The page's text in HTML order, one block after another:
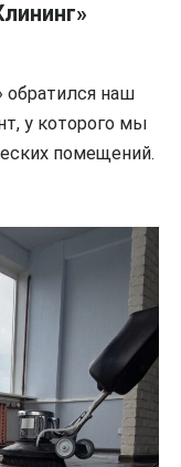
обратился наш
у которого мы
помещений.